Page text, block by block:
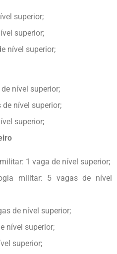
superior;
superior;
nível superior;
nível superior;
nível superior;
superior;
1 vaga de nível superior;
militar: 5 vagas de nível
de nível superior;
nível superior;
superior;